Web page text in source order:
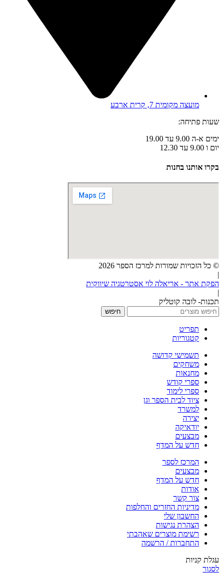
מועצה מקומית 7, קרית ארבע
שעות פתיחה:
ימים א-ה 9.00 עד 19.00
יום ו 9.00 עד 12.30
בקרו אותנו בחנות
© כל הזכויות שמורות למרכז הספר 2026
|
הפקת אתר - אריאלה לוי אסטרטגיה שיווקית
|
תכנות- לובה קוטליק
חיפוש
תפריט
קטגוריות
תשמישי קדושה
משחקים
מחנאות
ספרי קודש
ספרי לימוד
ציוד לבית הספר וגן
למשרד
יצירה
יודאיקה
מבצעים
חדש על המדף
המרכז לספר
מבצעים
חדש על המדף
אודות
צור קשר
מדיניות החזרים והחלפות
החשבון שלי
הצהרת נגישות
רשימת מוצרים שאהבתי
התחברות / הרשמה
עגלת קניות
לסגור